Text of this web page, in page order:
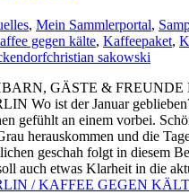
, Mein Sammlerportal,
gegen kälte, Kaffeepaket,
christian sakowski
GÄSTE & FREUNDE
Wo ist der Januar
gefühlt an einem vorbei.
herauskommen und die
geschah folgt in diesem
auch etwas Klarheit in die
/ KAFFEE GEGEN